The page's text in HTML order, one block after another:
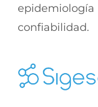
epidemiología
confiabilidad.